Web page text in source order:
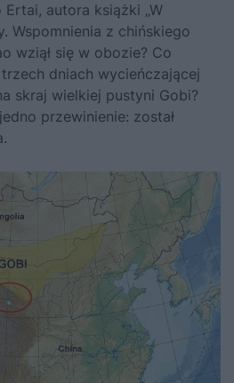
Ertai, autora książki „W
Wspomnienia z chińskiego
wziął się w obozie? Co
dniach wycieńczającej
skraj wielkiej pustyni Gobi?
przewinienie: został